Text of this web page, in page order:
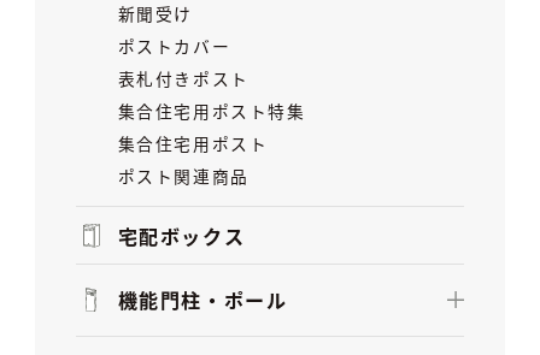
新聞受け
ポストカバー
表札付きポスト
集合住宅用ポスト特集
集合住宅用ポスト
ポスト関連商品
宅配ボックス
機能門柱・ポール